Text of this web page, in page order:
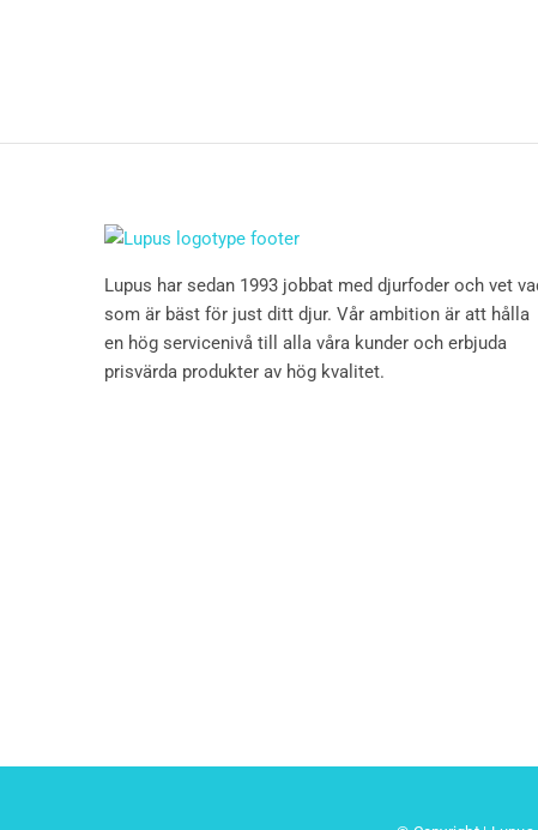
Lupus har sedan 1993 jobbat med djurfoder och vet
som är bäst för just ditt djur. Vår ambition är att hålla
en hög servicenivå till alla våra kunder och erbjuda
prisvärda produkter av hög kvalitet.